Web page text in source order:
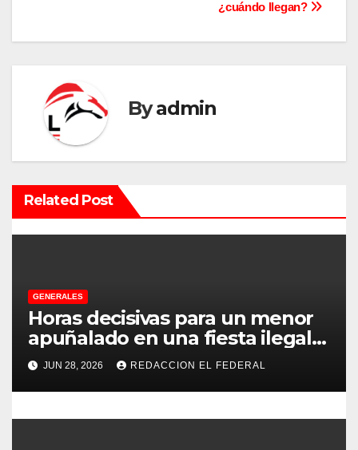
a
c
i
ó
n
e
e
n
t
r
¿cuándo llegan?
Byadmin
Related Post
GENERALES
Horas decisivas para un menor
apuñalado en una fiesta ilegal
con más de 500 asistentes en
Chilecito
JUN 28, 2026 REDACCION EL FEDERAL